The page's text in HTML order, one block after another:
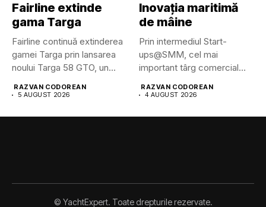
Fairline extinde
gama Targa
Fairline continuă extinderea
gamei Targa prin lansarea
noului Targa 58 GTO, un...
RAZVAN CODOREAN
5 AUGUST 2026
Inovația maritimă
de mâine
Prin intermediul Start-
ups@SMM, cel mai
important târg comercial
RAZVAN CODOREAN
4 AUGUST 2026
© YachtExpert. Toate drepturile rezervate.